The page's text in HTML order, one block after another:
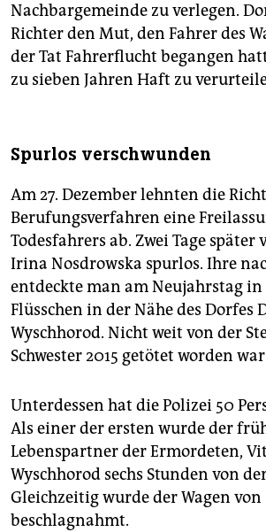
Nachbargemeinde zu verlegen.
Richter den Mut, den Fahrer des
der Tat Fahrerflucht begangen
zu sieben Jahren Haft zu
Spurlos verschwunden
Am 27. Dezember lehnten die
Berufungsverfahren eine
Todesfahrers ab. Zwei Tage später
Irina Nosdrowska spurlos. Ihre
entdeckte man am Neujahrstag
Flüsschen in der Nähe des Dorfes
Wyschhorod. Nicht weit von der
Schwester 2015 getötet worden
Unterdessen hat die Polizei 50
Als einer der ersten wurde der
Lebenspartner der Ermordeten,
Wyschhorod sechs Stunden von
Gleichzeitig wurde der Wagen von
beschlagnahmt.